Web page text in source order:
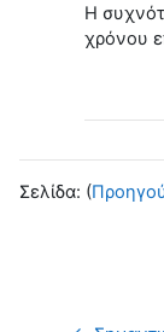
H
χρόνου
Σελίδα: (